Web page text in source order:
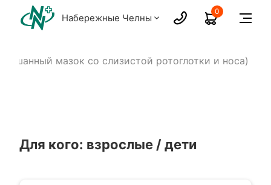
Набережные Челны
0
мазок со слизистой ротоглотки и носа)
Для кого: взрослые / дети